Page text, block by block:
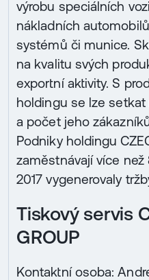
výrobu speciálních
nákladních
systémů či munice.
na kvalitu svých
exportní aktivity. S
holdingu se lze
a počet jeho
Podniky holdingu
zaměstnávají více
2017 vygenerovaly
Tiskový servis
GROUP
Kontaktní osoba: